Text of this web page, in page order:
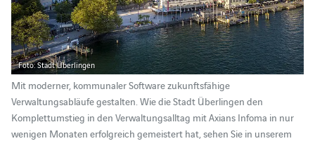
Foto: Stadt Überlingen
Mit moderner, kommunaler Software zukunftsfähige
Verwaltungsabläufe gestalten. Wie die Stadt Überlingen den
Komplettumstieg in den Verwaltungsalltag mit Axians Infoma in nur
wenigen Monaten erfolgreich gemeistert hat, sehen Sie in unserem